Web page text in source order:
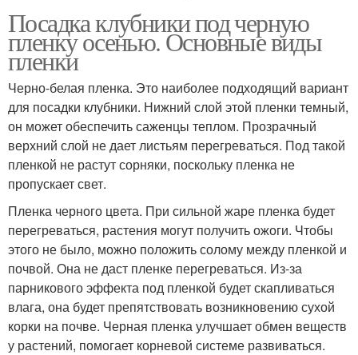
Посадка клубники под черную
пленку осенью. Основные виды
пленки
Черно-белая пленка. Это наиболее подходящий вариант
для посадки клубники. Нижний слой этой пленки темный,
он может обеспечить саженцы теплом. Прозрачный
верхний слой не дает листьям перегреваться. Под такой
пленкой не растут сорняки, поскольку пленка не
пропускает свет.
Пленка черного цвета. При сильной жаре пленка будет
перегреваться, растения могут получить ожоги. Чтобы
этого не было, можно положить солому между пленкой и
почвой. Она не даст пленке перегреваться. Из-за
парникового эффекта под пленкой будет скапливаться
влага, она будет препятствовать возникновению сухой
корки на почве. Черная пленка улучшает обмен веществ
у растений, помогает корневой системе развиваться.